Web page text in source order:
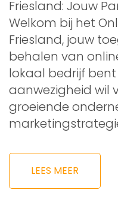
Friesland: Jouw
Welkom bij het
Friesland, jouw
behalen van
lokaal bedrijf
aanwezigheid wil
groeiende
LEES MEER